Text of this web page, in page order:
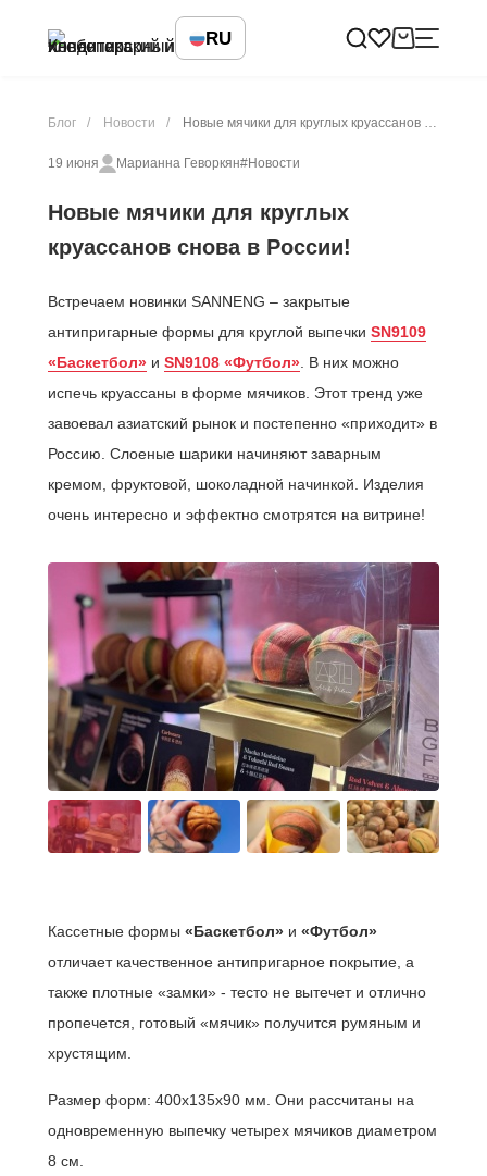
RU
Блог Новости Новые мячики для круглых круассанов снова в России!
19 июня Марианна Геворкян#Новости
Новые мячики для круглых
круассанов снова в России!
Встречаем новинки SANNENG – закрытые
антипригарные формы для круглой выпечки SN9109
«Баскетбол» и SN9108 «Футбол» . В них можно
испечь круассаны в форме мячиков. Этот тренд уже
завоевал азиатский рынок и постепенно «приходит» в
Россию. Слоеные шарики начиняют заварным
кремом, фруктовой, шоколадной начинкой. Изделия
очень интересно и эффектно смотрятся на витрине!
Кассетные формы «Баскетбол» и «Футбол»
отличает качественное антипригарное покрытие, а
также плотные «замки» - тесто не вытечет и отлично
пропечется, готовый «мячик» получится румяным и
хрустящим.
Размер форм: 400x135x90 мм. Они рассчитаны на
одновременную выпечку четырех мячиков диаметром
8 см.